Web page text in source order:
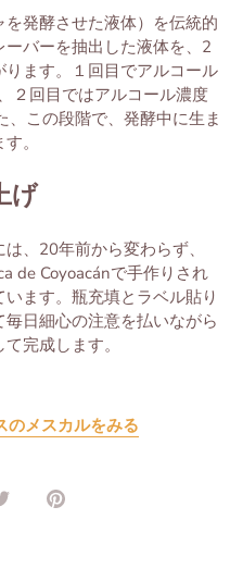
発酵させた液体）を伝統的
ーバーを抽出 した液体を、 2
ります。１回目でアルコール
２回目ではアルコール濃度
この段階で、発酵中に生ま
。
げ
、20年前から変わらず、
de Coyoacánで手作りされ
ます。 瓶充填とラベル貼り
日細心の注意を払いながら
完成します。
のメスカルをみる
Share Pin